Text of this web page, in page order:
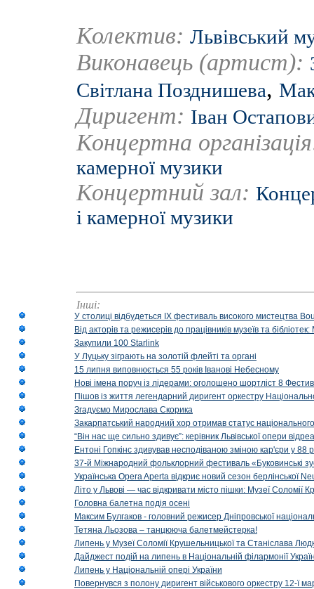
Колектив: Львівський
Виконавець (артист):
Світлана Позднишева,
Диригент: Іван
Концертна
камерної музики
Концертний зал:
і камерної музики
Інші:
У столиці відбудеться IX фестиваль високого мистецтва
Від акторів та режисерів до працівників музеїв та
Закупили 100 Starlink
У Луцьку зіграють на золотій флейті та органі
15 липня виповнюється 55 років Іванові Небесному
Нові імена поруч із лідерами: оголошено шортліст 8
Пішов із життя легендарний диригент оркестру
Згадуємо Мирослава Скорика
Закарпатський народний хор отримав статус національного
“Він нас ще сильно здивує”: керівник Львівської опери
Ентоні Гопкінс здивував несподіваною зміною кар'єри у 88
37-й Міжнародний фольклорний фестиваль «Буковинські
Українська Opera Aperta відкриє новий сезон берлінської
Літо у Львові — час відкривати місто пішки: Музеї Соломії
Головна балетна подія осені
Максим Булгаков - головний режисер Дніпровської
Тетяна Льозова – танцююча балетмейстерка!
Липень у Музеї Соломії Крушельницької та Станіслава
Дайджест подій на липень в Національній філармонії
Липень у Національній опері України
Повернувся з полону диригент військового оркестру 12-ї